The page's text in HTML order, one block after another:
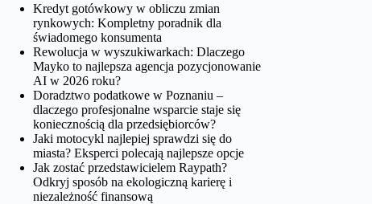
Kredyt gotówkowy w obliczu zmian
rynkowych: Kompletny poradnik dla
świadomego konsumenta
Rewolucja w wyszukiwarkach: Dlaczego
Mayko to najlepsza agencja pozycjonowanie
AI w 2026 roku?
Doradztwo podatkowe w Poznaniu –
dlaczego profesjonalne wsparcie staje się
koniecznością dla przedsiębiorców?
Jaki motocykl najlepiej sprawdzi się do
miasta? Eksperci polecają najlepsze opcje
Jak zostać przedstawicielem Raypath?
Odkryj sposób na ekologiczną karierę i
niezależność finansową